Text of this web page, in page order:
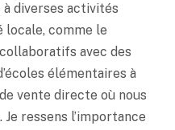
diverses activités
locale, comme le
avec des
élémentaires à
vente directe où nous
ressens l’importance